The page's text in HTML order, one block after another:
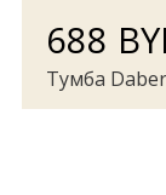
688
Тумба